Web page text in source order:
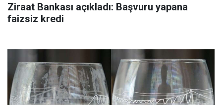
Ziraat Bankası açıkladı: Başvuru yapana
faizsiz kredi